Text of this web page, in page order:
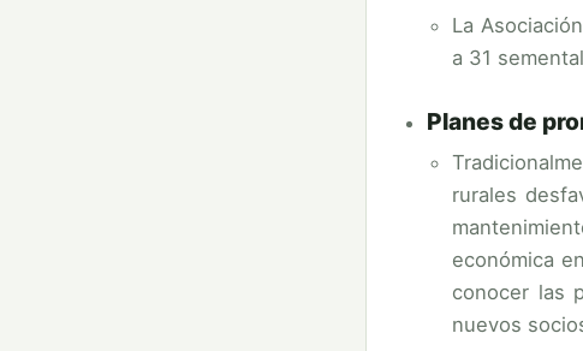
La
a 31
Planes de
rurales
económica
conocer las
nuevos